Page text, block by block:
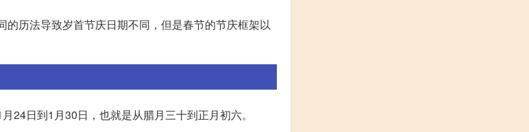
历法导致岁首节庆日期不同，但是春节的节庆框架以
24日到1月30日，也就是从腊月三十到正月初六。